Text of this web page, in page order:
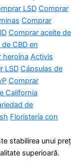
LSD Comprar
Comprar
Comprar aceite de
CBD en
heroína Activis
LSD Cápsulas de
Comprar
California
de
Floristería con
stabilirea unui preț
superioară.